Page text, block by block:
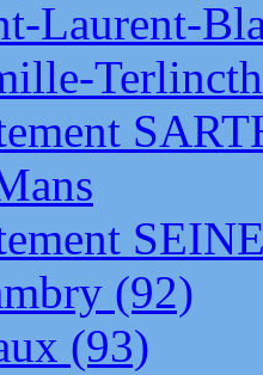
Laurent-
(92)
(93)